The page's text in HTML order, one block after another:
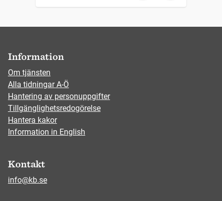
Information
Om tjänsten
Alla tidningar A-Ö
Hantering av personuppgifter
Tillgänglighetsredogörelse
Hantera kakor
Information in English
Kontakt
info@kb.se